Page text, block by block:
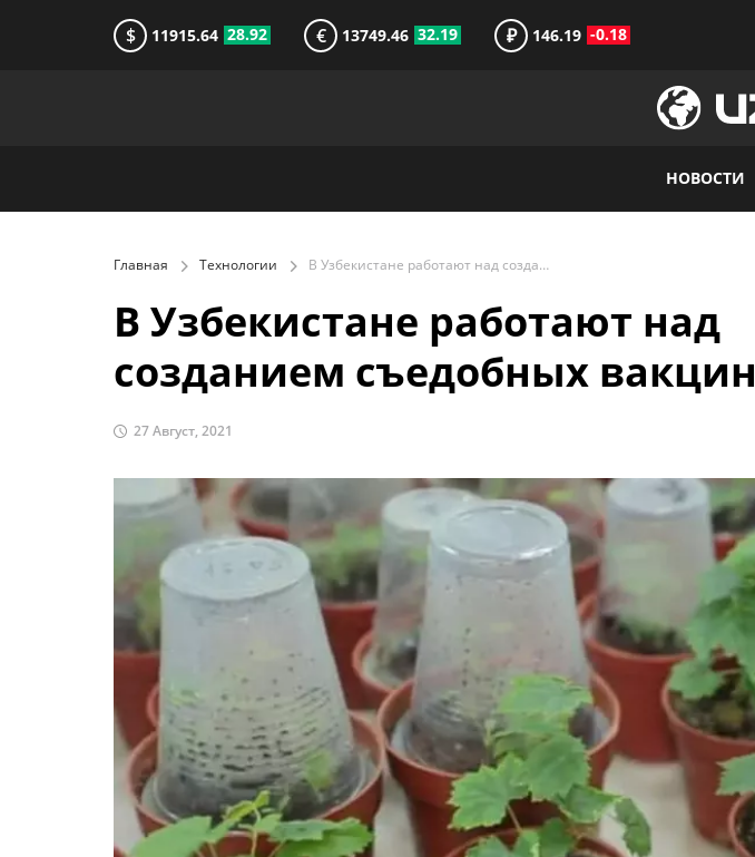
$ 11915.64 28.92 € 13749.46 32.19 ₽ 146.19 -0.18
НОВОСТИ
Главная Технологии В Узбекистане работают над созданием съедобных вакцин
В Узбекистане работают над
созданием съедобных вакцин
27 Август, 2021